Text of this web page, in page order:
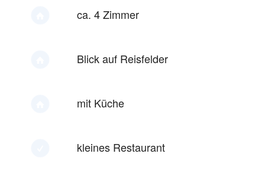
ca. 4 Zimmer
Blick auf Reisfelder
mit Küche
kleines Restaurant